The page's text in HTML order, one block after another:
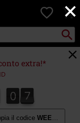
×
0
Cerca
Punto
di
ritiro
extra!*
0
0
0
0 6
7
6
il codice WEEKEND